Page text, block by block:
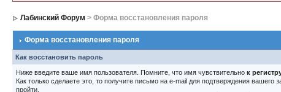
Лабинский Форум > Форма восстановления пароля
Форма восстановления пароля
Как восстановить пароль
Ниже введите ваше имя пользователя. Помните, что имя чувствительнок
Как только сделаете это, то получите письмо на e-mail для подтверждения
пройти.